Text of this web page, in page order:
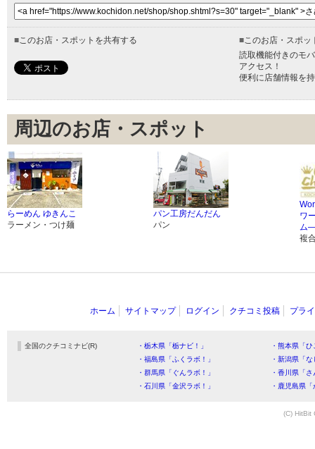
■このお店・スポットを共有する ■このお店・スポッ
読取機能付きのモ
アクセス！
便利に店舗情報を
周辺のお店・スポット
らーめん ゆきんこ
ラーメン・つけ麺
パン工房だんだん
パン
ワ
ム
複
ホーム サイトマップ ログイン クチコミ投稿 プラ
全国のクチコミナビ(R) ・栃木県「栃ナビ！」
・熊本県「
・福島県「ふくラボ！」
・新潟県「
・群馬県「ぐんラボ！」
・香川県「
・石川県「金沢ラボ！」
・鹿児島県
(C) HitBit